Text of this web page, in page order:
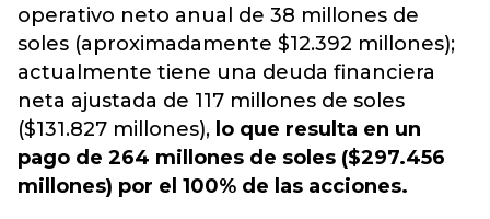
operativo neto anual de 38 millones de
soles (aproximadamente $12.392 millones);
actualmente tiene una deuda financiera
neta ajustada de 117 millones de soles
($131.827 millones), lo que resulta en un
pago de 264 millones de soles ($297.456
millones) por el 100% de las acciones.